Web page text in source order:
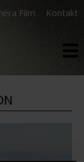
Film Kontakt